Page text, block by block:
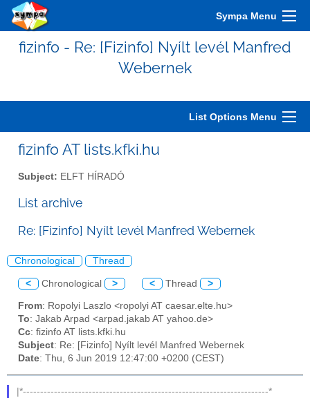
Sympa Menu
fizinfo - Re: [Fizinfo] Nyílt levél Manfred
Webernek
List Options Menu
fizinfo AT lists.kfki.hu
Subject: ELFT HÍRADÓ
List archive
Re: [Fizinfo] Nyílt levél Manfred Webernek
Chronological Thread
< Chronological > < Thread >
From: Ropolyi Laszlo <ropolyi AT caesar.elte.hu>
To: Jakab Arpad <arpad.jakab AT yahoo.de>
Cc: fizinfo AT lists.kfki.hu
Subject: Re: [Fizinfo] Nyílt levél Manfred Webernek
Date: Thu, 6 Jun 2019 12:47:00 +0200 (CEST)
|*-----------------------------------------------------------------------*